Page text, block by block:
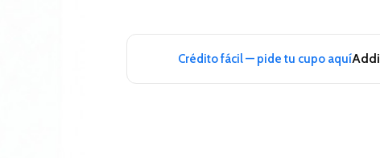
Crédito fácil — pide tu cupo aquíAddi